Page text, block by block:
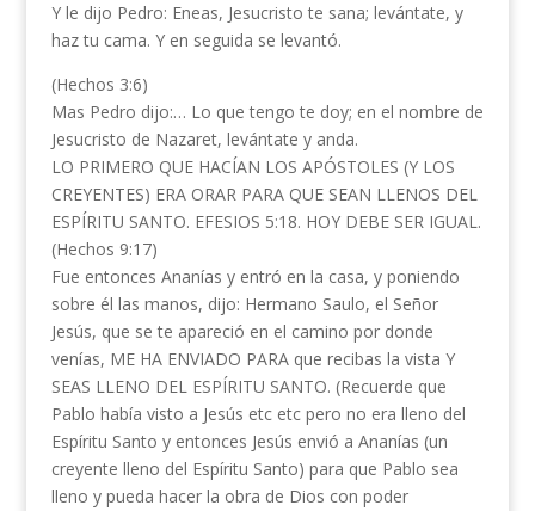
Y le dijo Pedro: Eneas, Jesucristo te sana; levántate, y
haz tu cama. Y en seguida se levantó.
(Hechos 3:6)
Mas Pedro dijo:… Lo que tengo te doy; en el nombre de
Jesucristo de Nazaret, levántate y anda.
LO PRIMERO QUE HACÍAN LOS APÓSTOLES (Y LOS
CREYENTES) ERA ORAR PARA QUE SEAN LLENOS DEL
ESPÍRITU SANTO. EFESIOS 5:18. HOY DEBE SER IGUAL.
(Hechos 9:17)
Fue entonces Ananías y entró en la casa, y poniendo
sobre él las manos, dijo: Hermano Saulo, el Señor
Jesús, que se te apareció en el camino por donde
venías, ME HA ENVIADO PARA que recibas la vista Y
SEAS LLENO DEL ESPÍRITU SANTO. (Recuerde que
Pablo había visto a Jesús etc etc pero no era lleno del
Espíritu Santo y entonces Jesús envió a Ananías (un
creyente lleno del Espíritu Santo) para que Pablo sea
lleno y pueda hacer la obra de Dios con poder